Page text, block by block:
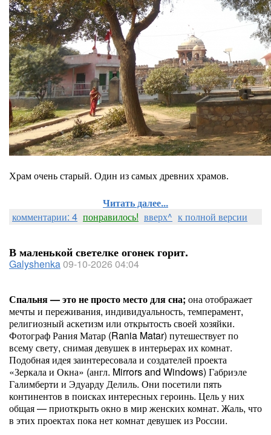
Храм очень старый. Один из самых древних храмов.
Читать далее...
комментарии: 4 понравилось! вверх^ к полной версии
В маленькой светелке огонек горит.
Galyshenka09-10-2026 04:04
Спальня — это не просто место для сна; она отображает
мечты и переживания, индивидуальность, темперамент,
религиозный аскетизм или открытость своей хозяйки.
Фотограф Рания Матар (Rania Matar) путешествует по
всему свету, снимая девушек в интерьерах их комнат.
Подобная идея заинтересовала и создателей проекта
«Зеркала и Окна» (англ. Mirrors and Windows) Габриэле
Галимберти и Эдуарду Делиль. Они посетили пять
континентов в поисках интересных героинь. Цель у них
общая — приоткрыть окно в мир женских комнат. Жаль, что
в этих проектах пока нет комнат девушек из России.